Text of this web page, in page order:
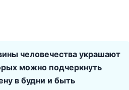
человечества украшают
можно подчеркнуть
в будни и быть